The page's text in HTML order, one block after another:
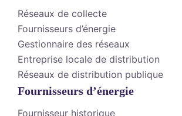
Réseaux de collecte
Fournisseurs d’énergie
Gestionnaire des réseaux
Entreprise locale de distribution
Réseaux de distribution publique
Fournisseurs d’énergie
Fournisseur historique